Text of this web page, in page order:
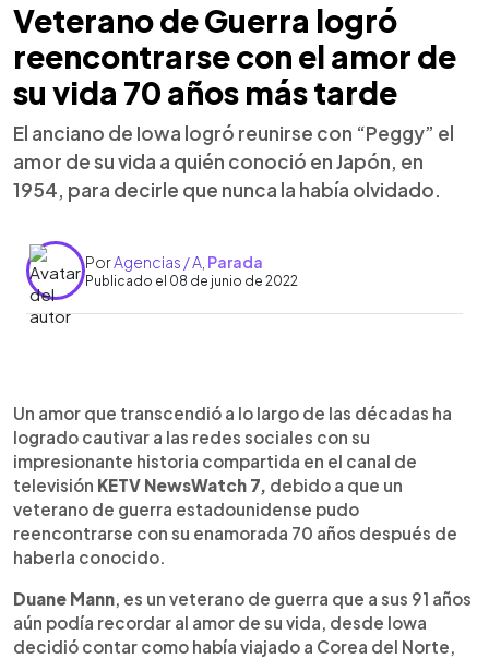
Veterano de Guerra logró
reencontrarse con el amor de
su vida 70 años más tarde
El anciano de Iowa logró reunirse con “Peggy” el
amor de su vida a quién conoció en Japón, en
1954, para decirle que nunca la había olvidado.
PorAgencias / A Parada
Publicado el 08 de junio de 2022
Escuchar artículo
Un amor que transcendió a lo largo de las décadas ha
logrado cautivar a las redes sociales con su
impresionante historia compartida en el canal de
televisión KETV NewsWatch 7, debido a que un
veterano de guerra estadounidense pudo
reencontrarse con su enamorada 70 años después de
haberla conocido.
Duane Mann, es un veterano de guerra que a sus 91 años
aún podía recordar al amor de su vida, desde Iowa
decidió contar como había viajado a Corea del Norte,